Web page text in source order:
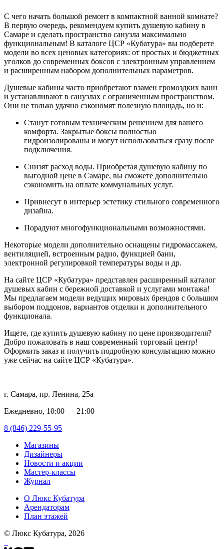
С чего начать большой ремонт в компактной ванной комнате?
В первую очередь, рекомендуем купить душевую кабину в
Самаре и сделать пространство санузла максимально
функциональным! В каталоге ЦСР «Кубатура» вы подберете
модели во всех ценовых категориях: от простых и бюджетных
уголков до современных боксов с электронным управлением
и расширенным набором дополнительных параметров.
Душевые кабины часто приобретают взамен громоздких ванн
и устанавливают в санузлах с ограниченным пространством.
Они не только удачно сэкономят полезную площадь, но и:
Станут готовым техническим решением для вашего
комфорта. Закрытые боксы полностью
гидроизолированы и могут использоваться сразу после
подключения.
Снизят расход воды. Приобретая душевую кабину по
выгодной цене в Самаре, вы сможете дополнительно
сэкономить на оплате коммунальных услуг.
Привнесут в интерьер эстетику стильного современного
дизайна.
Порадуют многофункциональными возможностями.
Некоторые модели дополнительно оснащены гидромассажем,
вентиляцией, встроенным радио, функцией бани,
электронной регулировкой температуры воды и др.
На сайте ЦСР «Кубатура» представлен расширенный каталог
душевых кабин с бережной доставкой и услугами монтажа!
Мы предлагаем модели ведущих мировых брендов с большим
выбором поддонов, вариантов отделки и дополнительного
функционала.
Ищете, где купить душевую кабину по цене производителя?
Добро пожаловать в наш современный торговый центр!
Оформить заказ и получить подробную консультацию можно
уже сейчас на сайте ЦСР «Кубатура».
г. Самара, пр. Ленина, 25а
Ежедневно, 10:00 — 21:00
8 (846) 229-55-95
Магазины
Дизайнеры
Новости и акции
Мастер-классы
Журнал
О Люкс Кубатура
Арендаторам
План этажей
© Люкс Кубатура, 2026